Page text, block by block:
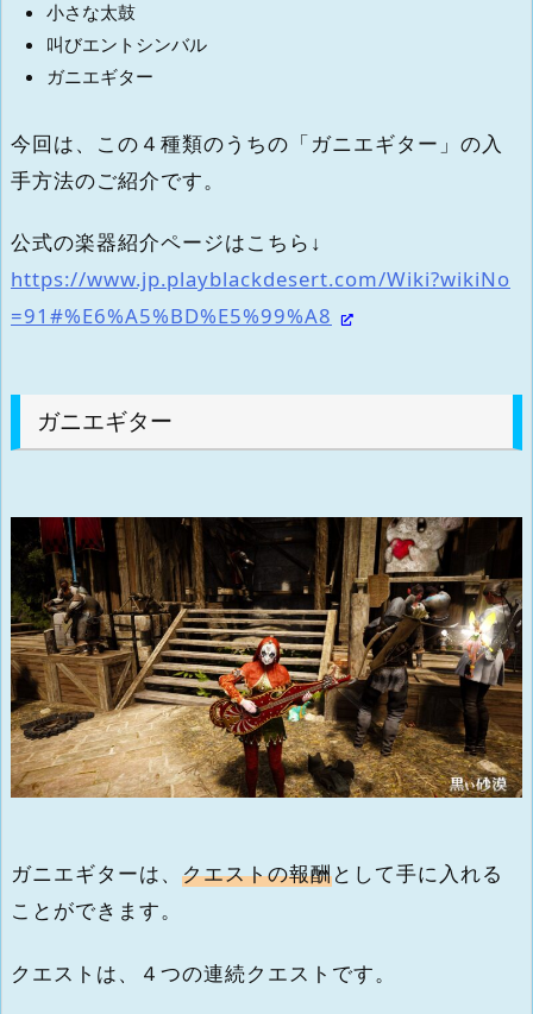
小さな太鼓
叫びエントシンバル
ガニエギター
今回は、この４種類のうちの「ガニエギター」の入
手方法のご紹介です。
公式の楽器紹介ページはこちら↓
https://www.jp.playblackdesert.com/Wiki?wikiNo
=91#%E6%A5%BD%E5%99%A8
ガニエギター
ガニエギターは、 クエストの報酬として手に入れる
ことができます。
クエストは、４つの連続クエストです。